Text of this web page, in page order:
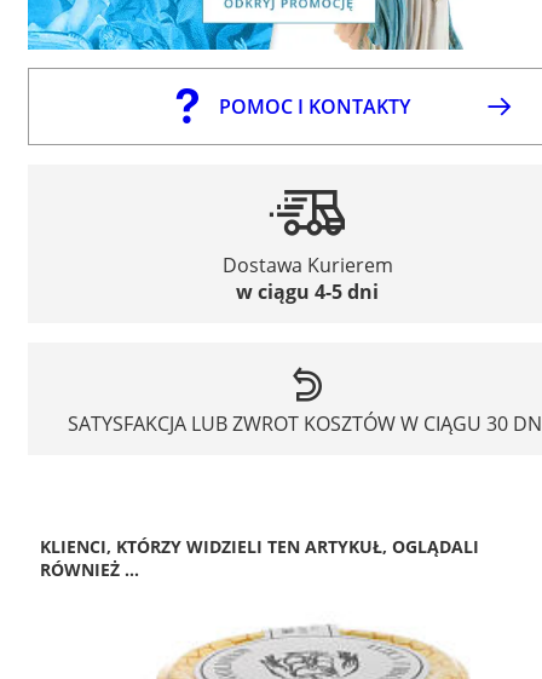
POMOC I KONTAKTY
Dostawa Kurierem
w ciągu 4-5 dni
SATYSFAKCJA LUB ZWROT KOSZTÓW W CIĄGU 30
KLIENCI, KTÓRZY WIDZIELI TEN ARTYKUŁ, OGLĄDALI
RÓWNIEŻ ...